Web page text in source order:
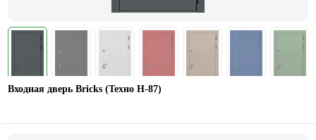
Входная дверь Bricks (Техно Н-87)